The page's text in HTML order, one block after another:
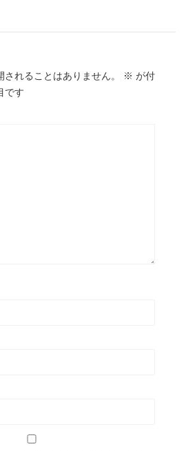
れることはありません。 ※ が付
です